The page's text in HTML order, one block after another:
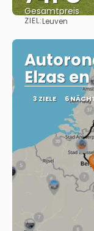
Gesamtpreis
ZIEL:Leuven
Elzas
3 ZIELE 6